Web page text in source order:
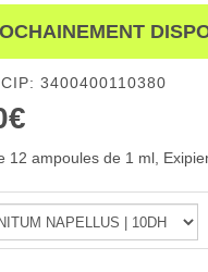
3400400110380
12 ampoules de 1 ml,